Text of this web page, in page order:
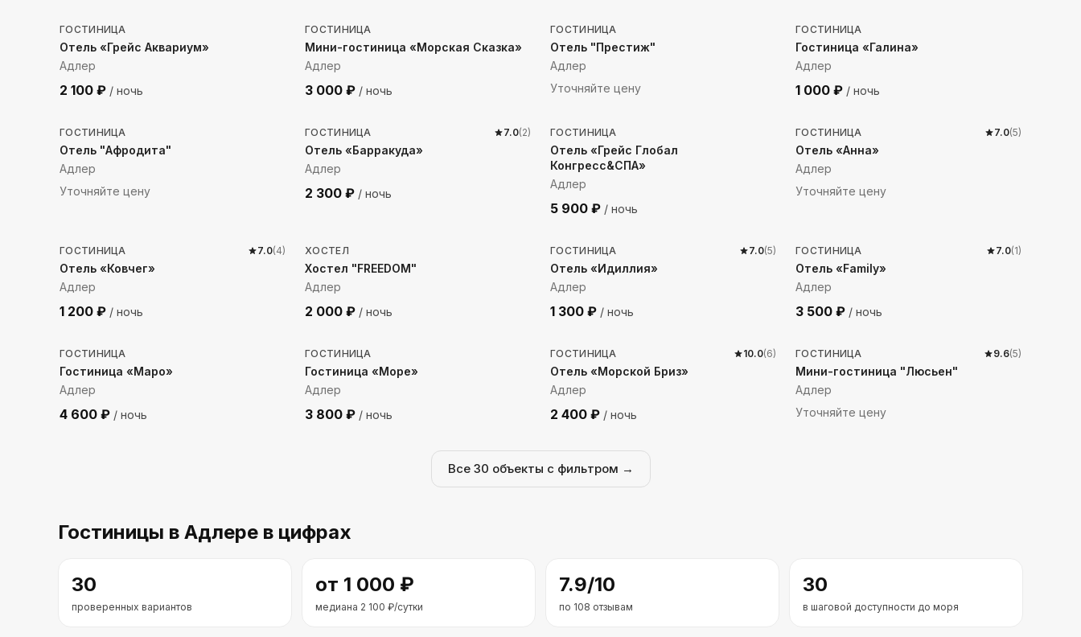
ГОСТИНИЦА
Отель «Грейс Аквариум»
Адлер
2 100 ₽ / ночь
ГОСТИНИЦА
Мини-гостиница «Морская Сказка»
Адлер
3 000 ₽ / ночь
ГОСТИНИЦА
Отель "Престиж"
Адлер
Уточняйте цену
ГОСТИНИЦА
Гостиница «Галина»
Адлер
1 000 ₽ / ночь
113м до моря
ГОСТИНИЦА
Отель "Афродита"
Адлер
Уточняйте цену
23 м до моря
ГОСТИНИЦА 7.0(2)
Отель «Барракуда»
Адлер
2 300 ₽ / ночь
м до моря
ГОСТИНИЦА
Отель «Грейс Глобал
Конгресс&СПА»
Адлер
5 900 ₽ / ночь
221м до моря
ГОСТИНИЦА 7.0(5)
Отель «Анна»
Адлер
Уточняйте цену
ГОСТИНИЦА 7.0(4)
Отель «Ковчег»
Адлер
1 200 ₽ / ночь
ХОСТЕЛ
Хостел "FREEDOM"
Адлер
2 000 ₽ / ночь
252м до моря
ГОСТИНИЦА 7.0(5)
Отель «Идиллия»
Адлер
1 300 ₽ / ночь
ГОСТИНИЦА 7.0(1)
Отель «Family»
Адлер
3 500 ₽ / ночь
212м до моря
ГОСТИНИЦА
Гостиница «Маро»
Адлер
4 600 ₽ / ночь
49 м до моря
ГОСТИНИЦА
Гостиница «Море»
Адлер
3 800 ₽ / ночь
109м до моря
ГОСТИНИЦА 10.0(6)
Отель «Морской Бриз»
Адлер
2 400 ₽ / ночь
208м до моря
ГОСТИНИЦА 9.6(5)
Мини-гостиница "Люсьен"
Адлер
Уточняйте цену
Все 30 объекты с фильтром →
Гостиницы в Адлере в цифрах
30
проверенных вариантов
от 1 000 ₽
медиана 2 100 ₽/сутки
7.9/10
по 108 отзывам
30
в шаговой доступности до моря